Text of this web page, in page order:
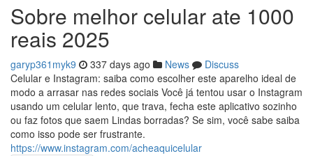
Sobre melhor celular ate 1000
reais 2025
garyp361myk9 337 days ago News
Discuss
Celular e Instagram: saiba como escolher este aparelho ideal de
modo a arrasar nas redes sociais Você já tentou usar o Instagram
usando um celular lento, que trava, fecha este aplicativo sozinho
ou faz fotos que saem Lindas borradas? Se sim, você sabe saiba
como isso pode ser frustrante.
https://www.instagram.com/acheaquicelular